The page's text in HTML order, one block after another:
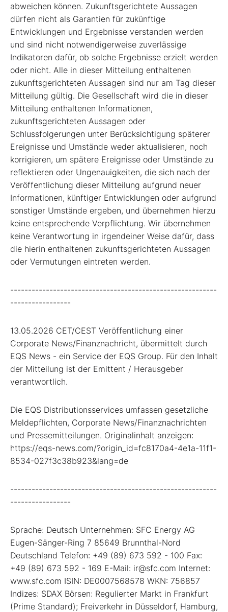
abweichen können. Zukunftsgerichtete Aussagen
dürfen nicht als Garantien für zukünftige
Entwicklungen und Ergebnisse verstanden werden
und sind nicht notwendigerweise zuverlässige
Indikatoren dafür, ob solche Ergebnisse erzielt werden
oder nicht. Alle in dieser Mitteilung enthaltenen
zukunftsgerichteten Aussagen sind nur am Tag dieser
Mitteilung gültig. Die Gesellschaft wird die in dieser
Mitteilung enthaltenen Informationen,
zukunftsgerichteten Aussagen oder
Schlussfolgerungen unter Berücksichtigung späterer
Ereignisse und Umstände weder aktualisieren, noch
korrigieren, um spätere Ereignisse oder Umstände zu
reflektieren oder Ungenauigkeiten, die sich nach der
Veröffentlichung dieser Mitteilung aufgrund neuer
Informationen, künftiger Entwicklungen oder aufgrund
sonstiger Umstände ergeben, und übernehmen hierzu
keine entsprechende Verpflichtung. Wir übernehmen
keine Verantwortung in irgendeiner Weise dafür, dass
die hierin enthaltenen zukunftsgerichteten Aussagen
oder Vermutungen eintreten werden.
----------------------------------------------------------
-----------------
13.05.2026 CET/CEST Veröffentlichung einer
Corporate News/Finanznachricht, übermittelt durch
EQS News - ein Service der EQS Group. Für den Inhalt
der Mitteilung ist der Emittent / Herausgeber
verantwortlich.
Die EQS Distributionsservices umfassen gesetzliche
Meldepflichten, Corporate News/Finanznachrichten
und Pressemitteilungen. Originalinhalt anzeigen:
https://eqs-news.com/?origin_id=fc8170a4-4e1a-11f1-
8534-027f3c38b923&lang=de
----------------------------------------------------------
-----------------
Sprache: Deutsch Unternehmen: SFC Energy AG
Eugen-Sänger-Ring 7 85649 Brunnthal-Nord
Deutschland Telefon: +49 (89) 673 592 - 100 Fax:
+49 (89) 673 592 - 169 E-Mail: ir@sfc.com Internet:
www.sfc.com ISIN: DE0007568578 WKN: 756857
Indizes: SDAX Börsen: Regulierter Markt in Frankfurt
(Prime Standard); Freiverkehr in Düsseldorf, Hamburg,